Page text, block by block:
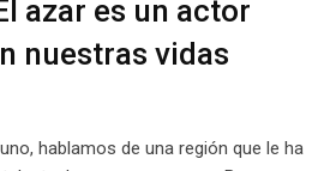
azar es un actor
nuestras vidas
hablamos de una región que le ha